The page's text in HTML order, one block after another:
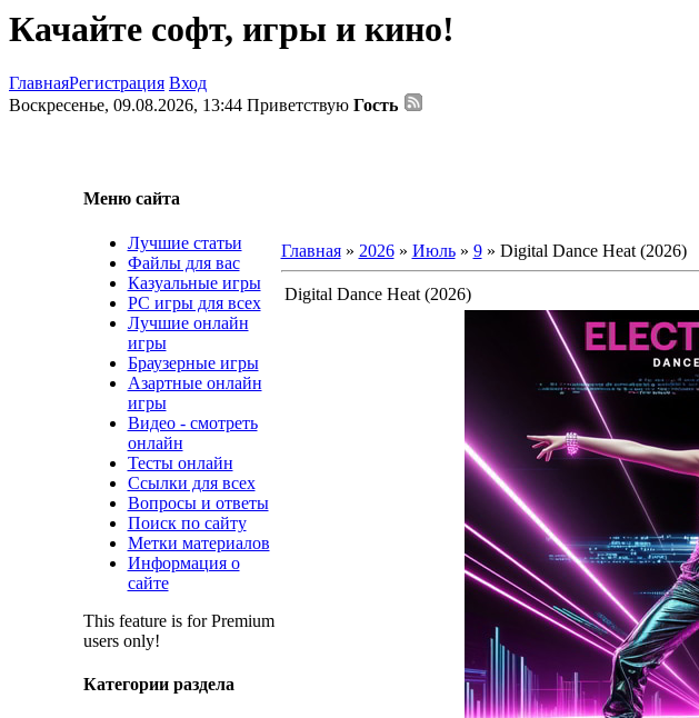
Качайте софт, игры и кино!
ГлавнаяРегистрация Вход
Воскресенье, 09.08.2026, 13:44 Приветствую Гость
Меню сайта
Лучшие статьи
Файлы для вас
Казуальные игры
PC игры для всех
Лучшие онлайн
игры
Браузерные игры
Азартные онлайн
игры
Видео - смотреть
онлайн
Тесты онлайн
Ссылки для всех
Вопросы и ответы
Поиск по сайту
Метки материалов
Информация о
сайте
This feature is for Premium
users only!
Категории раздела
Главная» 2026 » Июль » 9» Digital Dance Heat (2026)
Digital Dance Heat (2026)